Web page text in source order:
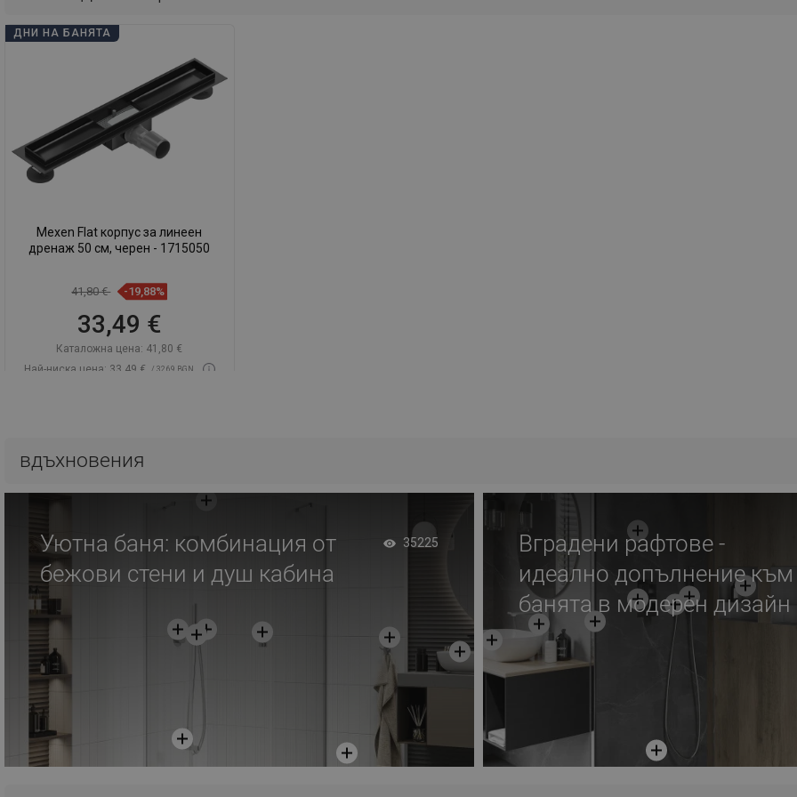
ДНИ НА БАНЯТА
Mexen Flat корпус за линеен
дренаж 50 см, черен - 1715050
41,80 € -19,88%
33,49 €
Каталожна цена: 41,80 €
Най-ниска цена: 33,49 €
/ 32,69 BGN
favorite_border
Сравнете
вдъхновения
Уютна баня: комбинация от
бежови стени и душ кабина
35225
Вградени рафтове -
идеално допълнение към
банята в модерен дизайн